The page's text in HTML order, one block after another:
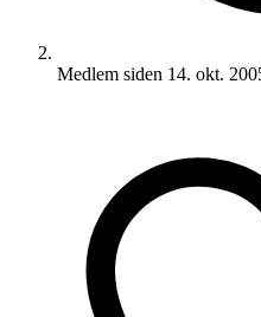
Medlem siden 14. okt.